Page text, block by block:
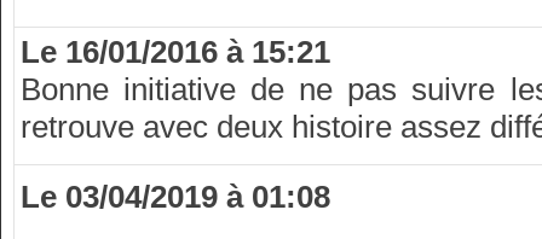
Le 16/01/2016 à 15:21
Bonne initiative de ne pas suivre
retrouve avec deux histoire assez
Le 03/04/2019 à 01:08